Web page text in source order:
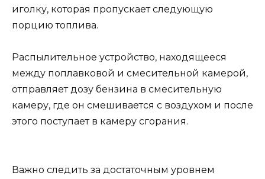
иголку, которая пропускает следующую
порцию топлива.
Распылительное устройство, находящееся
между поплавковой и смесительной камерой,
отправляет дозу бензина в смесительную
камеру, где он смешивается с воздухом и после
этого поступает в камеру сгорания.
Важно следить за достаточным уровнем